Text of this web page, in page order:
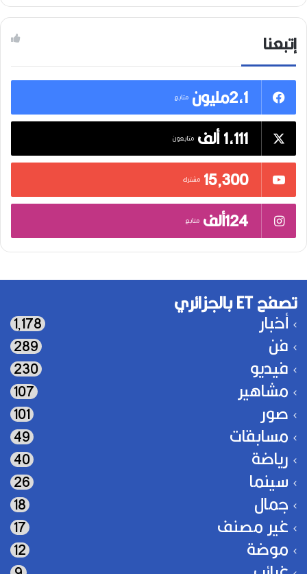
إتبعنا
2,1مليون
متابع
1,111 ألف متابعون
15٬300 مشترك
124ألف متابع
تصفح ET بالجزائري
أخبار 1٬178
فن 289
فيديو 230
مشاهير 107
صور 101
مسابقات 49
رياضة 40
سينما 26
جمال 18
غير مصنف 17
موضة 12